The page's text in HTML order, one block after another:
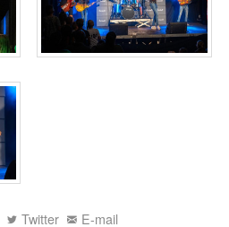
Twitter E-mail